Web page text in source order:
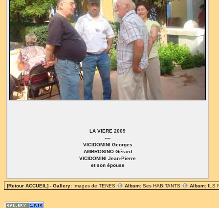
LA VIERE 2009
----
VICIDOMINI Georges
AMBROSINO Gérard
VICIDOMINI Jean-Pierre
et son épouse
[Retour ACCUEIL] - Gallery: Images de TENES Album: Ses HABITANTS Album: ILS